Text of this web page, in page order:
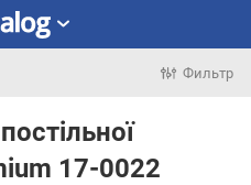
Фильтр
17-0022